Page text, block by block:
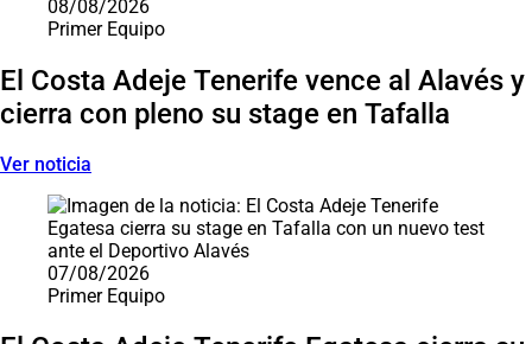
08/08/2026
Primer Equipo
El Costa Adeje Tenerife vence al Alavés y
cierra con pleno su stage en Tafalla
Ver noticia
07/08/2026
Primer Equipo